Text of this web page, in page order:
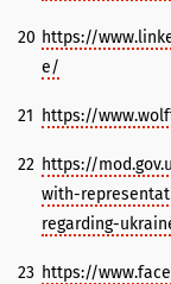
20 https://
e/
21 https://
22 https://
with-
regarding-
23 https://